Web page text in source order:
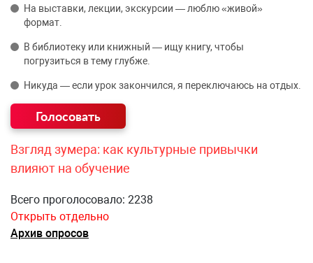
На выставки, лекции, экскурсии — люблю «живой»
формат.
В библиотеку или книжный — ищу книгу, чтобы
погрузиться в тему глубже.
Никуда — если урок закончился, я переключаюсь на отдых.
Взгляд зумера: как культурные привычки
влияют на обучение
Всего проголосовало: 2238
Открыть отдельно
Архив опросов